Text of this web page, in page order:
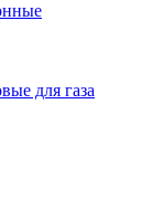
для газа